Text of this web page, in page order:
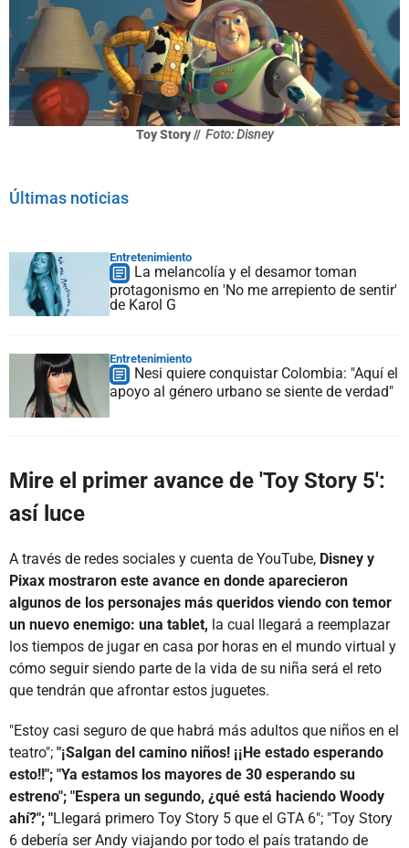
Toy Story // Foto: Disney
Últimas noticias
Entretenimiento
La melancolía y el desamor toman
protagonismo en 'No me arrepiento de sentir'
de Karol G
Entretenimiento
Nesi quiere conquistar Colombia: "Aquí el
apoyo al género urbano se siente de verdad"
Mire el primer avance de 'Toy Story 5':
así luce
A través de redes sociales y cuenta de YouTube, Disney y
Pixax mostraron este avance en donde aparecieron
algunos de los personajes más queridos viendo con temor
un nuevo enemigo: una tablet, la cual llegará a reemplazar
los tiempos de jugar en casa por horas en el mundo virtual y
cómo seguir siendo parte de la vida de su niña será el reto
que tendrán que afrontar estos juguetes.
"Estoy casi seguro de que habrá más adultos que niños en el
teatro"; "¡Salgan del camino niños! ¡¡He estado esperando
esto!!"; "Ya estamos los mayores de 30 esperando su
estreno"; "Espera un segundo, ¿qué está haciendo Woody
ahí?"; "Llegará primero Toy Story 5 que el GTA 6"; "Toy Story
6 debería ser Andy viajando por todo el país tratando de